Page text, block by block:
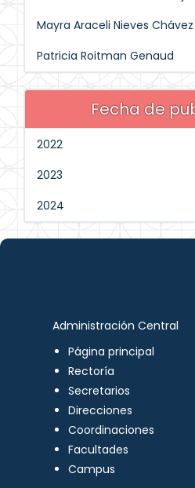
Mayra Araceli Nieves Chávez
Patricia Roitman Genaud
Fecha de
2022
2023
2024
Administración Central
Página principal
Rectoría
Secretarios
Direcciones
Coordinaciones
Facultades
Campus